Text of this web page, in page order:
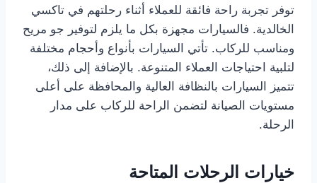
توفر تجربة راحة فائقة للعملاء أثناء رحلتهم في تاكسي
الخالدية. فالسيارات مجهزة بكل ما يلزم لتوفير جو مريح
ومناسب للركاب. تأتي السيارات بأنواع وأحجام مختلفة
لتلبية احتياجات العملاء المتنوعة. بالإضافة إلى ذلك،
تتميز السيارات بالنظافة العالية والمحافظة على أعلى
مستويات الصيانة لتضمن الراحة للركاب على مدار
الرحلة.
خيارات الرحلات المتاحة